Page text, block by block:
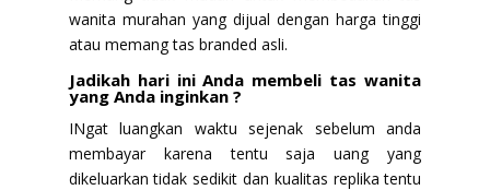
wanita murahan yang dijual dengan harga tinggi
atau memang tas branded asli.
Jadikah hari ini Anda membeli tas wanita
yang Anda inginkan ?
INgat luangkan waktu sejenak sebelum anda
membayar karena tentu saja uang yang
dikeluarkan tidak sedikit dan kualitas replika tentu